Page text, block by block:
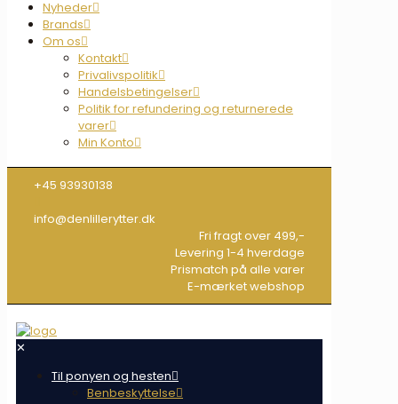
Nyheder
Brands
Om os
Kontakt
Privalivspolitik
Handelsbetingelser
Politik for refundering og returnerede
varer
Min Konto
+45 93930138
info@denlillerytter.dk
Fri fragt over 499,-
Levering 1-4 hverdage
Prismatch på alle varer
E-mærket webshop
✕
Til ponyen og hesten
Benbeskyttelse